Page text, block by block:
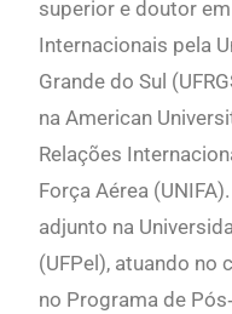
superior e doutor
Internacionais pela
Grande do Sul
na American
Relações
Força Aérea
adjunto na
(UFPel), atuando no
no Programa de